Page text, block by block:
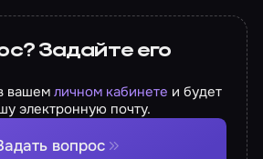
Задайте его
вашемличном кабинете и будет
электронную почту.
вопрос